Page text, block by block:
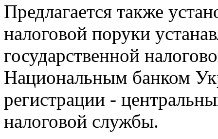
Предлагается также
налоговой поруки
государственной
Национальным банком
регистрации -
налоговой службы.